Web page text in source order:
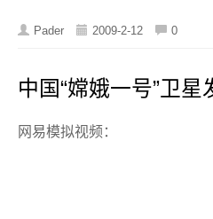
Pader 2009-2-12 0
中国“嫦娥一号”卫
网易模拟视频：